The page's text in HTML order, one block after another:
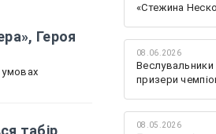
Героя
умовах
«Стежина
08.06.2026
Веслувальники
призери
08.05.2026